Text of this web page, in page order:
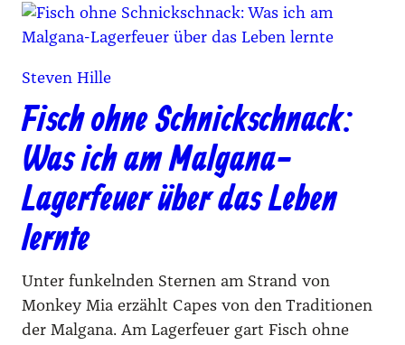
Steven Hille
Fisch ohne Schnickschnack:
Was ich am Malgana-
Lagerfeuer über das Leben
lernte
Unter funkelnden Sternen am Strand von
Monkey Mia erzählt Capes von den Traditionen
der Malgana. Am Lagerfeuer gart Fisch ohne